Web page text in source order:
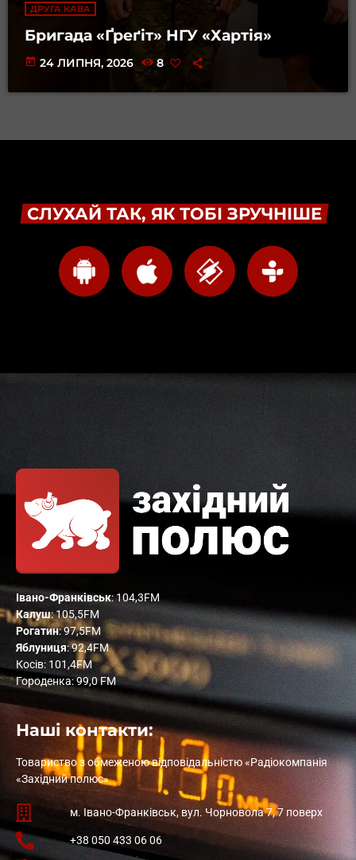
ДРУГА КАВА
Бригада «Ґреґіт» НГУ «Хартія»
today 24 ЛИПНЯ, 2026 8
СЛУХАЙ ТАК, ЯК ТОБІ ЗРУЧНІШЕ
Івано-Франківськ: 104,3FM
Калуш: 105,5FM
Рогатин: 97,5FM
Яблуниця: 92,4FM
Косів: 101,4FM
Городенка: 99,0 FM
Наші контакти:
Товариство з обмеженою відповідальністю «Радіокомпанія
«Західний полюс»
м. Івано-Франківськ, вул. Чорновола 7, 7 поверх
+38 050 433 06 06